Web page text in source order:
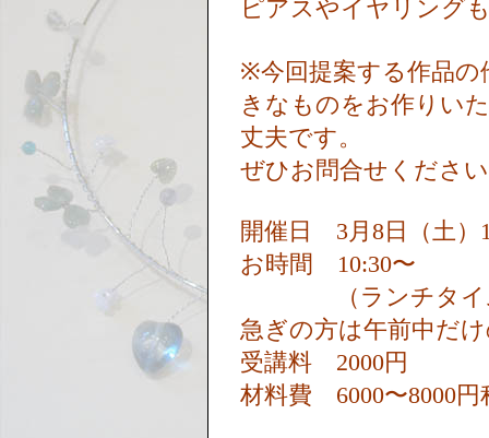
ピアスやイヤリング
※今回提案する作品の
きなものをお作りい
丈夫です。
ぜひお問合せくださ
開催日 3月8日（土）
お時間 10:30〜
（ランチタイム
急ぎの方は午前中だ
受講料 2000円
材料費 6000〜8000